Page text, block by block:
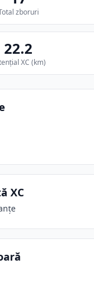
zboruri
22.2
XC (km)
XC